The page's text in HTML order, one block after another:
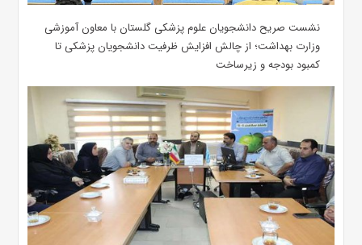
نشست صریح دانشجویان علوم پزشکی گلستان با معاون آموزشی
وزارت بهداشت؛ از چالش افزایش ظرفیت دانشجویان ‌پزشکی تا
کمبود بودجه و زیرساخت